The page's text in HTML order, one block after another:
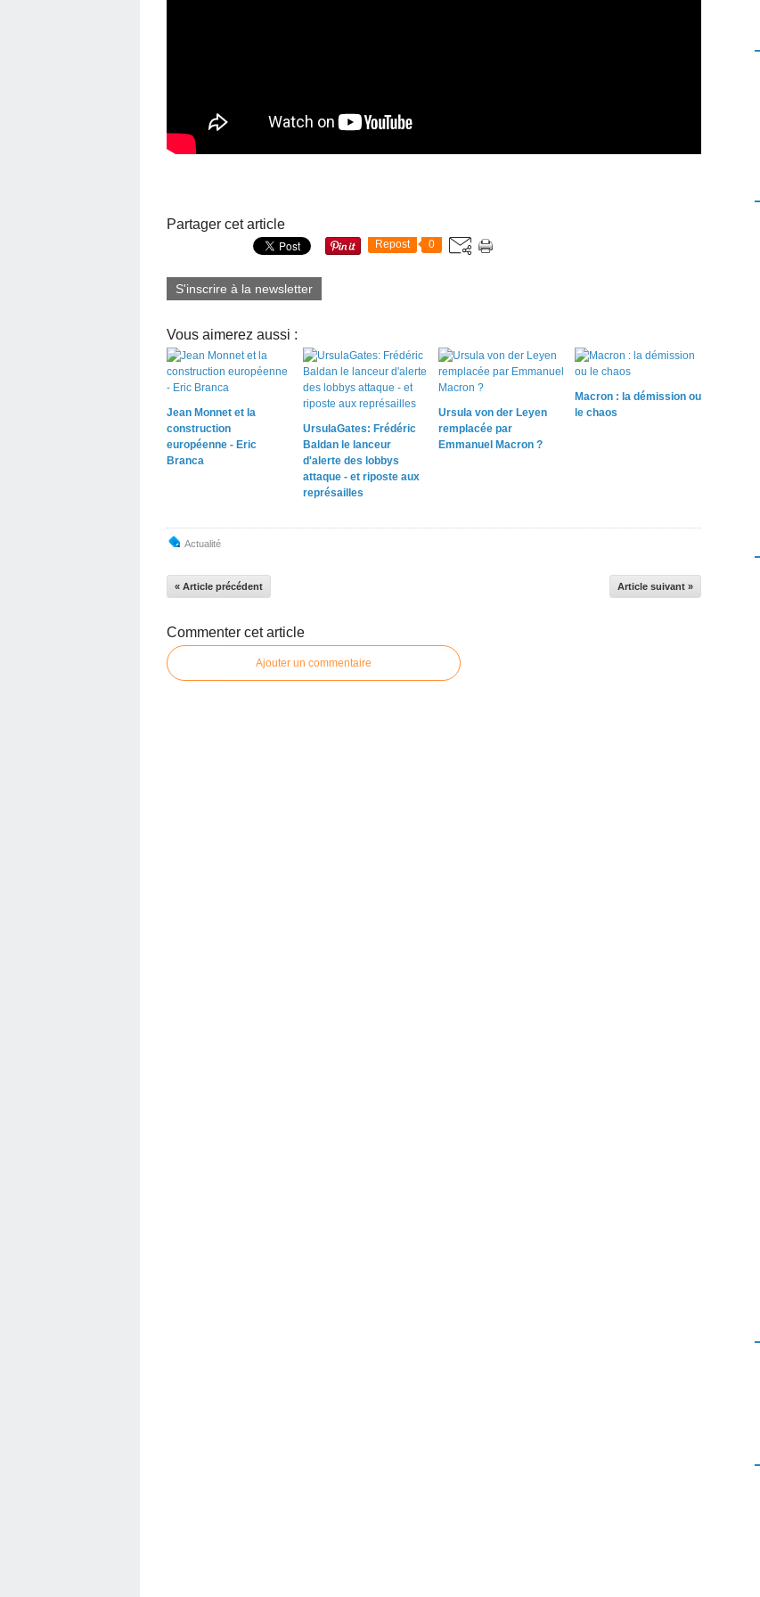
Partager cet article
Repost 0
S'inscrire à la newsletter
Vous aimerez aussi :
Jean Monnet et la
construction
européenne - Eric
Branca
UrsulaGates: Frédéric
Baldan le lanceur
d'alerte des lobbys
attaque - et riposte aux
représailles
Ursula von der Leyen
remplacée par
Emmanuel Macron ?
Macron : la démission ou
le chaos
Actualité
« Article précédent Article suivant »
Commenter cet article
Ajouter un commentaire